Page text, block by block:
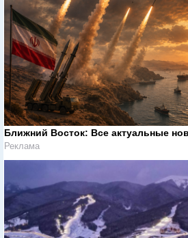
Ближний Восток: Все актуальные
Реклама